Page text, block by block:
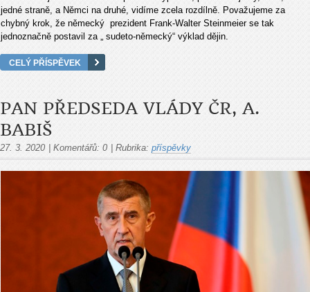
jedné straně, a Němci na druhé, vidíme zcela rozdílně. Považujeme za
chybný krok, že německý prezident Frank-Walter Steinmeier se tak
jednoznačně postavil za „ sudeto-německý“ výklad dějin.
CELÝ PŘÍSPĚVEK
PAN PŘEDSEDA VLÁDY ČR, A.
BABIŠ
27. 3. 2020 | Komentářů: 0 | Rubrika: příspěvky